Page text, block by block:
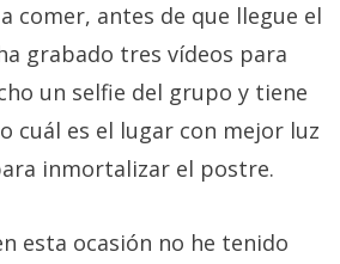
comer, antes de que llegue el
grabado tres vídeos para
un selfie del grupo y tiene
cuál es el lugar con mejor luz
inmortalizar el postre.
esta ocasión no he tenido